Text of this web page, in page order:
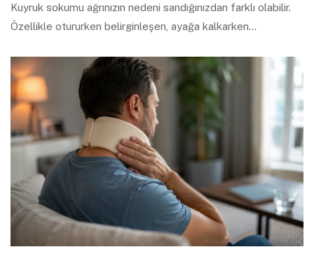
Kuyruk sokumu ağrınızın nedeni sandığınızdan farklı olabilir.
Özellikle otururken belirginleşen, ayağa kalkarken…